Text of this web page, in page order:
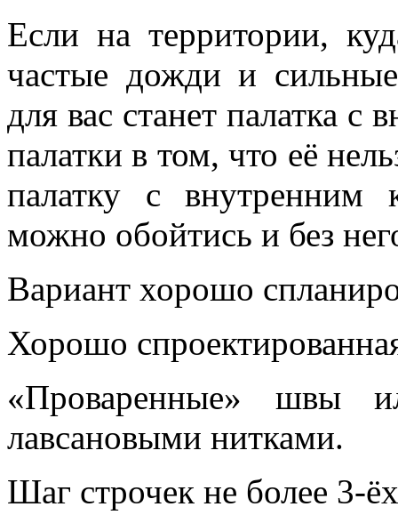
Если на территории,
частые дожди и
для вас станет палатка
палатки в том, что её
палатку с внутренним
можно обойтись и без
Вариант хорошо
Хорошо
«Проваренные» швы
лавсановыми нитками.
Шаг строчек не более 3-